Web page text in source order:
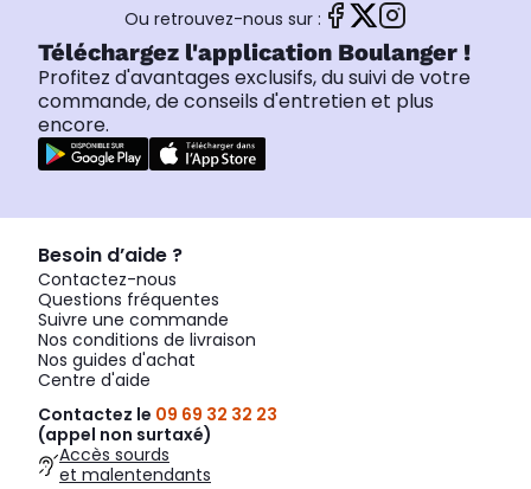
Ou retrouvez-nous sur :
Téléchargez l'application Boulanger !
Profitez d'avantages exclusifs, du suivi de votre
commande, de conseils d'entretien et plus
encore.
Besoin d’aide ?
Contactez-nous
Questions fréquentes
Suivre une commande
Nos conditions de livraison
Nos guides d'achat
Centre d'aide
Contactez le 09 69 32 32 23
(appel non surtaxé)
Accès sourds
et malentendants